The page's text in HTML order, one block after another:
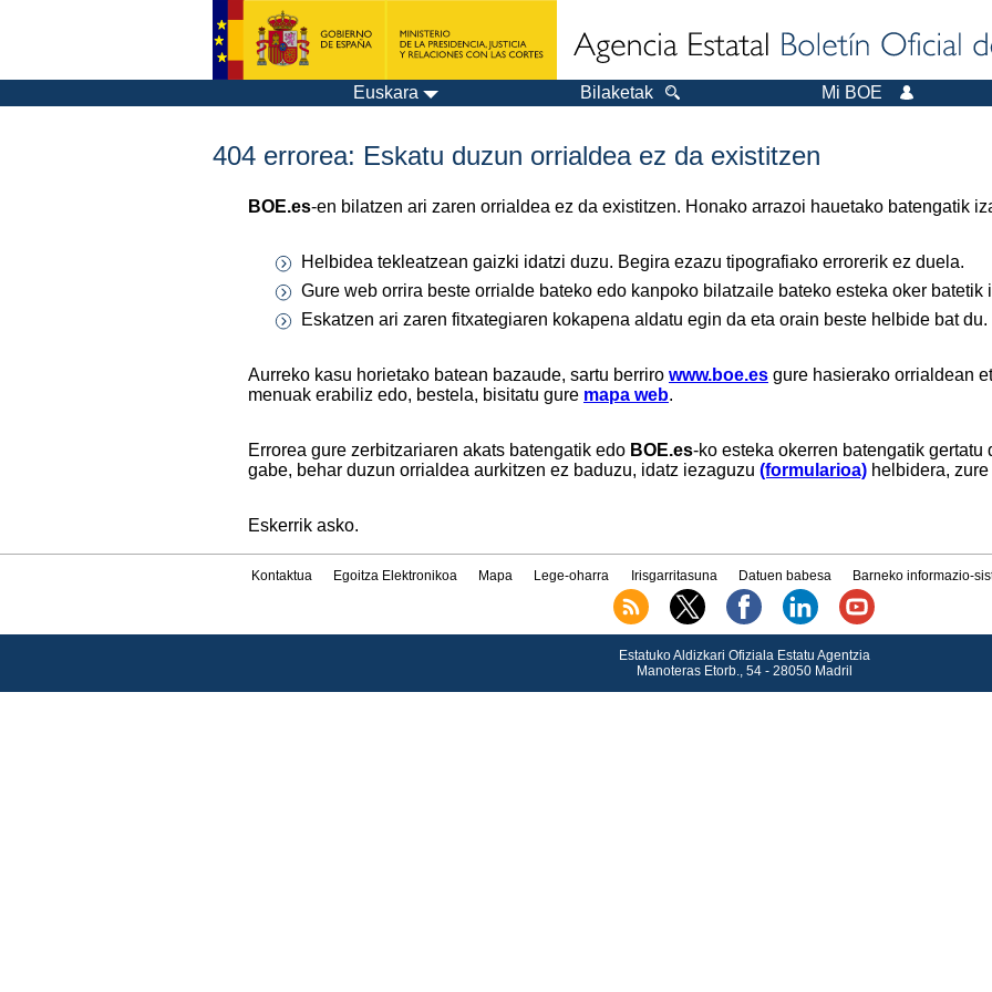
Euskara Bilaketak Mi BOE
404 errorea: Eskatu duzun orrialdea ez da existitzen
BOE.es-en bilatzen ari zaren orrialdea ez da existitzen. Honako arrazoi hauetako batengatik
Helbidea tekleatzean gaizki idatzi duzu. Begira ezazu tipografiako errorerik ez duela.
Gure web orrira beste orrialde bateko edo kanpoko bilatzaile bateko esteka oker batetik
Eskatzen ari zaren fitxategiaren kokapena aldatu egin da eta orain beste helbide bat du.
Aurreko kasu horietako batean bazaude, sartu berriro www.boe.es gure hasierako orrialdean
menuak erabiliz edo, bestela, bisitatu gure mapa web.
Errorea gure zerbitzariaren akats batengatik edo BOE.es-ko esteka okerren batengatik
gabe, behar duzun orrialdea aurkitzen ez baduzu, idatz iezaguzu (formularioa) helbidera,
Eskerrik asko.
Kontaktua Egoitza Elektronikoa Mapa Lege-oharra Irisgarritasuna Datuen babesa Barneko informazio-
Estatuko Aldizkari Ofiziala Estatu Agentzia
Manoteras Etorb., 54 - 28050 Madril